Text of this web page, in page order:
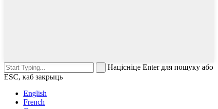
Націсніце Enter для пошуку або
ESC, каб закрыць
English
French